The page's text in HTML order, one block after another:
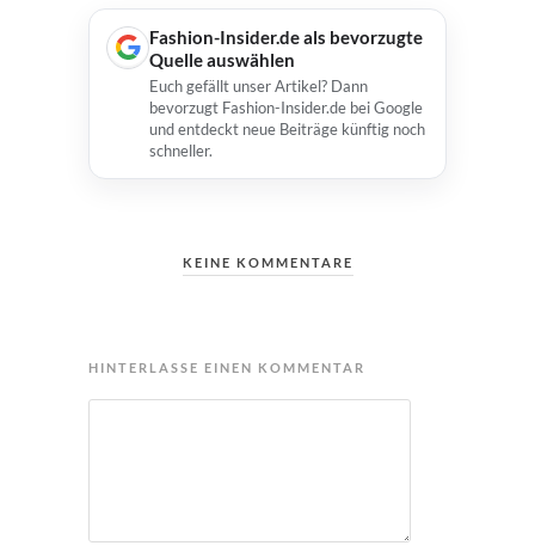
Fashion-Insider.de als bevorzugte
Quelle auswählen
Euch gefällt unser Artikel? Dann
bevorzugt Fashion-Insider.de bei Google
und entdeckt neue Beiträge künftig noch
schneller.
KEINE KOMMENTARE
HINTERLASSE EINEN KOMMENTAR